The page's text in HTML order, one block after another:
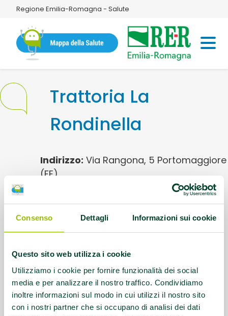
Consenso Dettagli Informazioni sui cookie
Questo sito web utilizza i cookie
Utilizziamo i cookie per fornire funzionalità dei social
media e per analizzare il nostro traffico. Condividiamo
inoltre informazioni sul modo in cui utilizzi il nostro sito
con i nostri partner che si occupano di analisi dei dati
Regione Emilia-Romagna - Salute
Trattoria La
Rondinella
Indirizzo: Via Rangona, 5 Portomaggiore
(FE)
Telefono:0532 812295
Cellulare:3487844357
Email:mirella_gavagna@yahoo.it
Questo contenuto si trova inGinS Food